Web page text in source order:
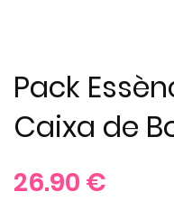
Pack
Caixa de
26.90 €